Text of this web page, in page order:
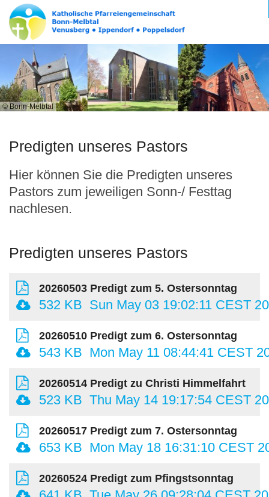
© Bonn-Melbtal
Predigten unseres Pastors
Hier können Sie die Predigten unseres
Pastors zum jeweiligen Sonn-/ Festtag
nachlesen.
Predigten unseres Pastors
20260503 Predigt zum 5. Ostersonntag
532 KB Sun May 03 19:02:11 CEST
20260510 Predigt zum 6. Ostersonntag
543 KB Mon May 11 08:44:41 CEST
20260514 Predigt zu Christi Himmelfahrt
523 KB Thu May 14 19:17:54 CEST
20260517 Predigt zum 7. Ostersonntag
653 KB Mon May 18 16:31:10 CEST
20260524 Predigt zum Pfingstsonntag